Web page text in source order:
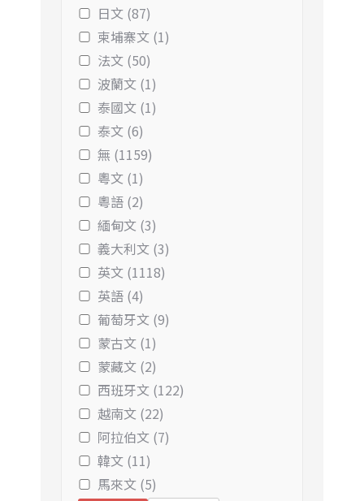
日文 (87)
柬埔寨文 (1)
法文 (50)
波蘭文 (1)
泰國文 (1)
泰文 (6)
無 (1159)
粵文 (1)
粵語 (2)
緬甸文 (3)
義大利文 (3)
英文 (1118)
英語 (4)
葡萄牙文 (9)
蒙古文 (1)
蒙藏文 (2)
西班牙文 (122)
越南文 (22)
阿拉伯文 (7)
韓文 (11)
馬來文 (5)